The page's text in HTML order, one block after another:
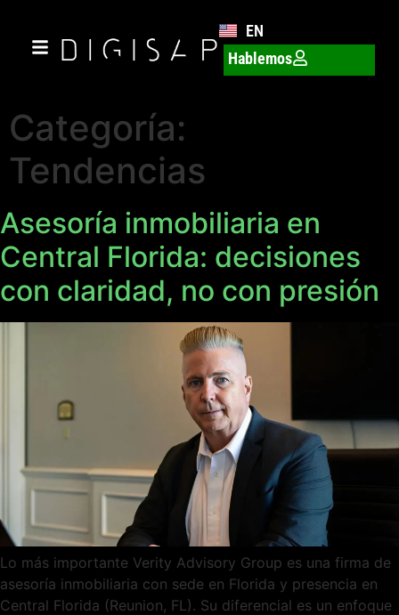
EN
Hablemos
Categoría:
Tendencias
Asesoría inmobiliaria en
Central Florida: decisiones
con claridad, no con presión
Lo más importante Verity Advisory Group es una firma de
asesoría inmobiliaria con sede en Florida y presencia en
Central Florida (Reunion, FL). Su diferencial es un enfoque